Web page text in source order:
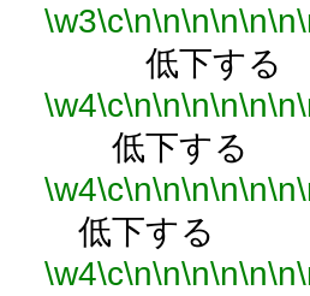
\w3\c\n\n\n\n\n\n
低下する
\w4\c\n\n\n\n\n\n
低下する
\w4\c\n\n\n\n\n\n
低下する
\w4\c\n\n\n\n\n\n